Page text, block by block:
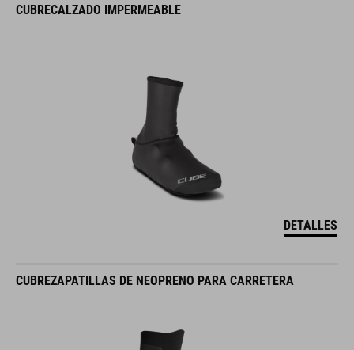
CUBRECALZADO IMPERMEABLE
DETALLES
CUBREZAPATILLAS DE NEOPRENO PARA CARRETERA